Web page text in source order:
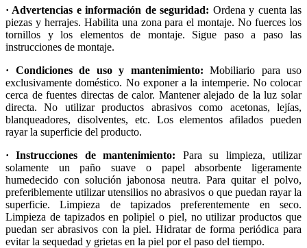
· Advertencias e información de seguridad: Ordena y cuenta las
piezas y herrajes. Habilita una zona para el montaje. No fuerces los
tornillos y los elementos de montaje. Sigue paso a paso las
instrucciones de montaje.
· Condiciones de uso y mantenimiento: Mobiliario para uso
exclusivamente doméstico. No exponer a la intemperie. No colocar
cerca de fuentes directas de calor. Mantener alejado de la luz solar
directa. No utilizar productos abrasivos como acetonas, lejías,
blanqueadores, disolventes, etc. Los elementos afilados pueden
rayar la superficie del producto.
· Instrucciones de mantenimiento: Para su limpieza, utilizar
solamente un paño suave o papel absorbente ligeramente
humedecido con solución jabonosa neutra. Para quitar el polvo,
preferiblemente utilizar utensilios no abrasivos o que puedan rayar la
superficie. Limpieza de tapizados preferentemente en seco.
Limpieza de tapizados en polipiel o piel, no utilizar productos que
puedan ser abrasivos con la piel. Hidratar de forma periódica para
evitar la sequedad y grietas en la piel por el paso del tiempo.